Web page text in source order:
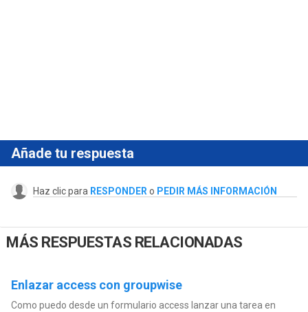
Añade tu respuesta
Haz clic para RESPONDER o PEDIR MÁS INFORMACIÓN
MÁS RESPUESTAS RELACIONADAS
Enlazar access con groupwise
Como puedo desde un formulario access lanzar una tarea en